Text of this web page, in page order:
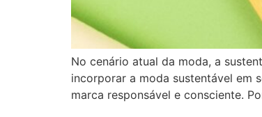
No cenário atual da moda, a
incorporar a moda sustentável em
marca responsável e consciente.